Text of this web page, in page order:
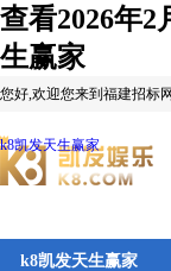
查看2026年2
生赢家
您好,欢迎您来到福建招标
k8凯发天生赢家
k8凯发天生赢家